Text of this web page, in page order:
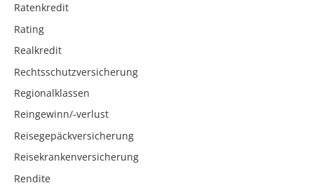
Ratenkredit
Rating
Realkredit
Rechtsschutzversicherung
Regionalklassen
Reingewinn/-verlust
Reisegepäckversicherung
Reisekrankenversicherung
Rendite